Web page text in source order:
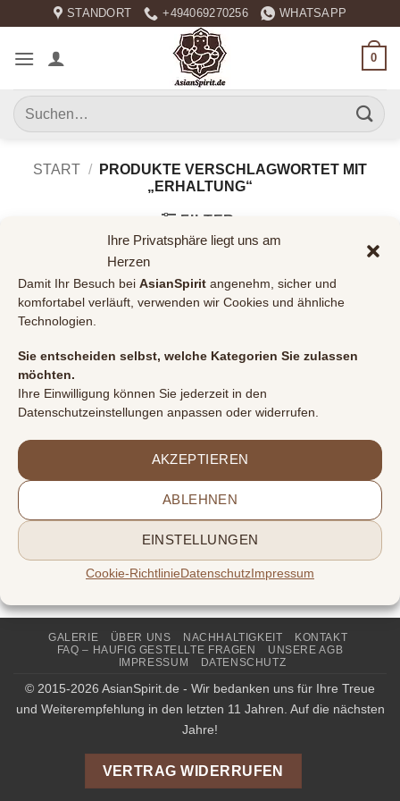
Ihre Privatsphäre liegt uns am
Herzen
Damit Ihr Besuch bei AsianSpirit angenehm, sicher und
komfortabel verläuft, verwenden wir Cookies und ähnliche
Technologien.
Sie entscheiden selbst, welche Kategorien Sie zulassen
möchten.
Ihre Einwilligung können Sie jederzeit in den
Datenschutzeinstellungen anpassen oder widerrufen.
AKZEPTIEREN
ABLEHNEN
EINSTELLUNGEN
Cookie-RichtlinieDatenschutzImpressum
springen
STANDORT +494069270256 WHATSAPP
0
Suchen
nach:
START /
PRODUKTE VERSCHLAGWORTET MIT
„ERHALTUNG“
FILTER
WEITERE GÖTTER DES HINDUISMUS
Vishnu Messing 31cm 4kg
229,00
GALERIE ÜBER UNS NACHHALTIGKEIT
KONTAKT
FAQ – HAUFIG GESTELLTE FRAGEN
UNSERE AGB
IMPRESSUM
DATENSCHUTZ
© 2015-2026 AsianSpirit.de - Wir bedanken uns für Ihre Treue
und Weiterempfehlung in den letzten 11 Jahren. Auf die nächsten
Jahre!
VERTRAG WIDERRUFEN